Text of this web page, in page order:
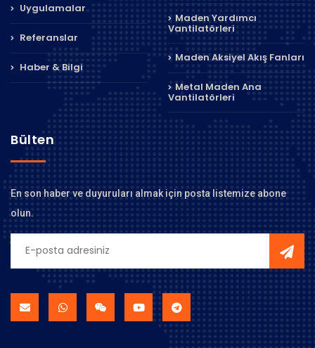
Uygulamalar
Referanslar
Haber & Bilgi
Maden Yardımcı
Vantilatörleri
Maden Aksiyel Akış Fanları
Metal Maden Ana
Vantilatörleri
Bülten
En son haber ve duyuruları almak için posta listemize abone
olun.